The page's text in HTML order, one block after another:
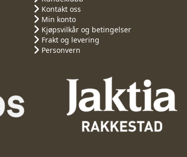
Kontakt oss
Min konto
Kjøpsvilkår og betingelser
Frakt og levering
Personvern